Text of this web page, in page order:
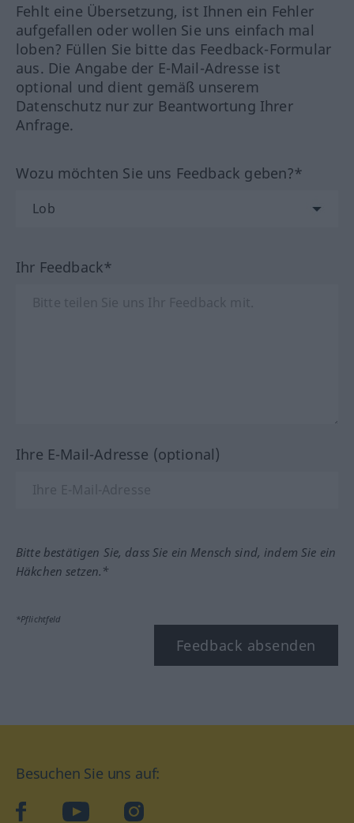
Fehlt eine Übersetzung, ist Ihnen ein Fehler
aufgefallen oder wollen Sie uns einfach mal
loben? Füllen Sie bitte das Feedback-Formular
aus. Die Angabe der E-Mail-Adresse ist
optional und dient gemäß unserem
Datenschutz nur zur Beantwortung Ihrer
Anfrage.
Wozu möchten Sie uns Feedback geben?*
Ihr Feedback*
Ihre E-Mail-Adresse (optional)
Bitte bestätigen Sie, dass Sie ein Mensch sind, indem Sie ein
Häkchen setzen.*
*Pflichtfeld
Feedback absenden
Besuchen Sie uns auf:
facebookYouTube Instagram